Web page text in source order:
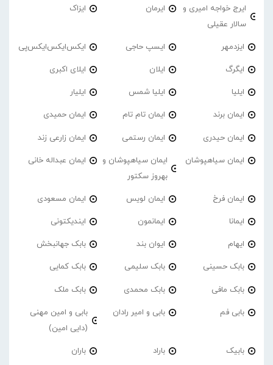
ایرج خواجه امیری و
سالار عقیلی
ایرمان ایزاک
ایزدمهر ایسپ حاجی ایکس‌ایکس‌ایکس‌پی
ایگرگ ایلان ایلای اکبری
ایلیا ایلیا شمس ایلیار
ایمان برند ایمان تام تام ایمان حمیدی
ایمان حیدری ایمان رستمی ایمان زارعی زند
ایمان سیاهپوشان
ایمان سیاهپوشان و
بهروز سکتور
ایمان عبداله خانی
ایمان فرخ ایمان لویس ایمان مسعودی
ایمانا ایمانمون ایندیکتونی
ایهام ایوان بند بابک جهانبخش
بابک حسینی بابک سلیمی بابک کمایی
بابک مافی بابک محمدی بابک ملک
بابی فم بابی و امیر رادان
بابی و امین مهنی
(دایی امین)
بابیک باراد باران